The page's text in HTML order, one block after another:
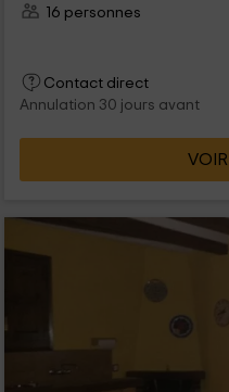
16 personnes
Contact direct
Annulation 30 jours avant
VOIR